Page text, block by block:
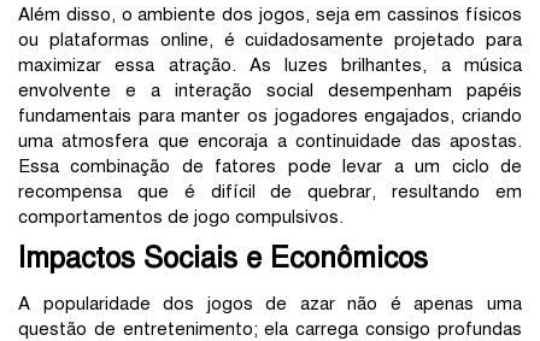
Além disso, o ambiente dos jogos, seja em cassinos físicos
ou plataformas online, é cuidadosamente projetado para
maximizar essa atração. As luzes brilhantes, a música
envolvente e a interação social desempenham papéis
fundamentais para manter os jogadores engajados, criando
uma atmosfera que encoraja a continuidade das apostas.
Essa combinação de fatores pode levar a um ciclo de
recompensa que é difícil de quebrar, resultando em
comportamentos de jogo compulsivos.
Impactos Sociais e Econômicos
A popularidade dos jogos de azar não é apenas uma
questão de entretenimento; ela carrega consigo profundas